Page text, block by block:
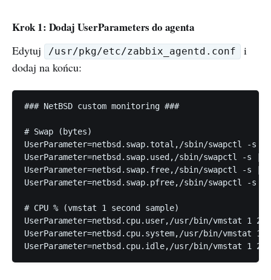
Krok 1: Dodaj UserParameters do agenta
Edytuj /usr/pkg/etc/zabbix_agentd.conf
i
dodaj na końcu:
### NetBSD custom monitoring ###
# Swap (bytes)
UserParameter=netbsd.swap.total,/sbin/swapctl
UserParameter=netbsd.swap.used,/sbin/swapctl
UserParameter=netbsd.swap.free,/sbin/swapctl
UserParameter=netbsd.swap.pfree,/sbin/
# CPU % (vmstat 1 second sample)
UserParameter=netbsd.cpu.user,/usr/bin/vmstat
UserParameter=netbsd.cpu.system,/usr/bin/